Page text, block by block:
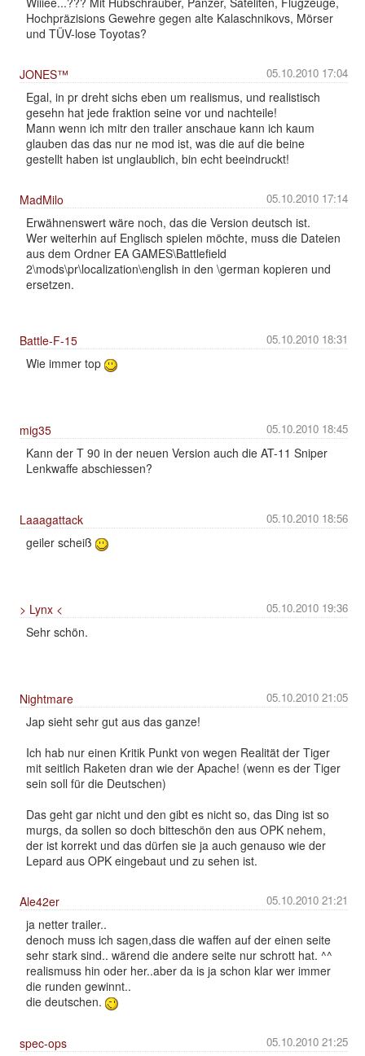
Hochpräzisions Gewehre gegen alte Kalaschnikovs, Mörser
und TÜV-lose Toyotas?
05.10.2010 17:04
JONES™
Egal, in pr dreht sichs eben um realismus, und realistisch
gesehn hat jede fraktion seine vor und nachteile!
Mann wenn ich mitr den trailer anschaue kann ich kaum
glauben das das nur ne mod ist, was die auf die beine
gestellt haben ist unglaublich, bin echt beeindruckt!
05.10.2010 17:14
MadMilo
Erwähnenswert wäre noch, das die Version deutsch ist.
Wer weiterhin auf Englisch spielen möchte, muss die Dateien
aus dem Ordner EA GAMES\Battlefield
2\mods\pr\localization\english in den \german kopieren und
ersetzen.
05.10.2010 18:31
Battle-F-15
Wie immer top
05.10.2010 18:45
mig35
Kann der T 90 in der neuen Version auch die AT-11 Sniper
Lenkwaffe abschiessen?
05.10.2010 18:56
Laaagattack
geiler scheiß
05.10.2010 19:36
> Lynx <
Sehr schön.
05.10.2010 21:05
Nightmare
Jap sieht sehr gut aus das ganze!
Ich hab nur einen Kritik Punkt von wegen Realität der Tiger
mit seitlich Raketen dran wie der Apache! (wenn es der Tiger
sein soll für die Deutschen)
Das geht gar nicht und den gibt es nicht so, das Ding ist so
murgs, da sollen so doch bitteschön den aus OPK nehem,
der ist korrekt und das dürfen sie ja auch genauso wie der
Lepard aus OPK eingebaut und zu sehen ist.
05.10.2010 21:21
Ale42er
ja netter trailer..
denoch muss ich sagen,dass die waffen auf der einen seite
sehr stark sind.. wärend die andere seite nur schrott hat. ^^
realismuss hin oder her..aber da is ja schon klar wer immer
die runden gewinnt..
die deutschen.
05.10.2010 21:25
spec-ops